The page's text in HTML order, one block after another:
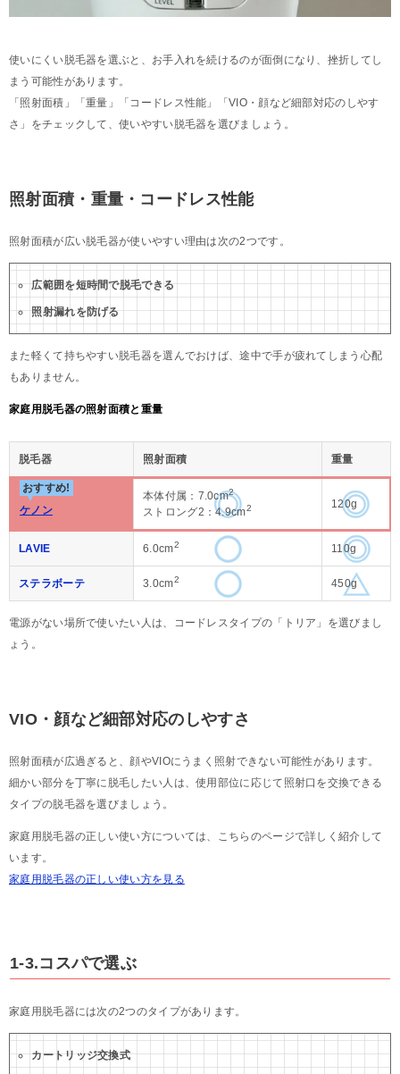
使いにくい脱毛器を選ぶと、お手入れを続けるのが面倒になり、挫折してし
まう可能性があります。
「照射面積」「重量」「コードレス性能」「VIO・顔など細部対応のしやす
さ」をチェックして、使いやすい脱毛器を選びましょう。
照射面積・重量・コードレス性能
照射面積が広い脱毛器が使いやすい理由は次の2つです。
広範囲を短時間で脱毛できる
照射漏れを防げる
また軽くて持ちやすい脱毛器を選んでおけば、途中で手が疲れてしまう心配
もありません。
家庭用脱毛器の照射面積と重量
脱毛器 照射面積 重量
おすすめ!
ケノン
本体付属：7.0cm2
ストロング2：4.9cm2 120g
LAVIE 6.0cm2 110g
ステラボーテ 3.0cm2 450g
電源がない場所で使いたい人は、コードレスタイプの「トリア」を選びまし
ょう。
VIO・顔など細部対応のしやすさ
照射面積が広過ぎると、顔やVIOにうまく照射できない可能性があります。
細かい部分を丁寧に脱毛したい人は、使用部位に応じて照射口を交換できる
タイプの脱毛器を選びましょう。
家庭用脱毛器の正しい使い方については、こちらのページで詳しく紹介して
います。
家庭用脱毛器の正しい使い方を見る
1-3.コスパで選ぶ
家庭用脱毛器には次の2つのタイプがあります。
カートリッジ交換式